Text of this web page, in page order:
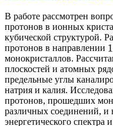
В работе рассмотрен
протонов в ионных
кубической структурой.
протонов в направлении
монокристаллов.
плоскостей и атомных
предельные углы
натрия и калия.
протонов, прошедших
различных соединений, и
энергетического